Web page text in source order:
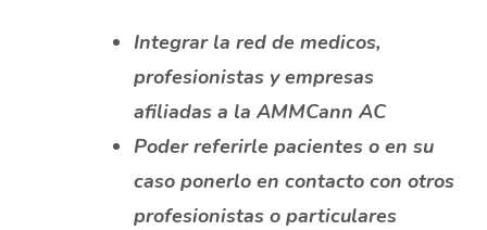
Integrar la red de medicos,
profesionistas y empresas
afiliadas a la AMMCann AC
Poder referirle pacientes o en su
caso ponerlo en contacto con otros
profesionistas o particulares